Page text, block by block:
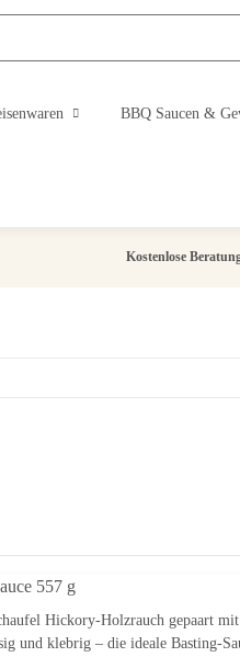
BBQ Saucen &
Kostenlose
557 g
Hickory-Holzrauch gepaart
und klebrig – die ideale Basting-